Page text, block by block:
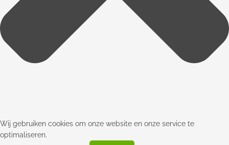
Wij gebruiken cookies om onze website en onze service te
optimaliseren.